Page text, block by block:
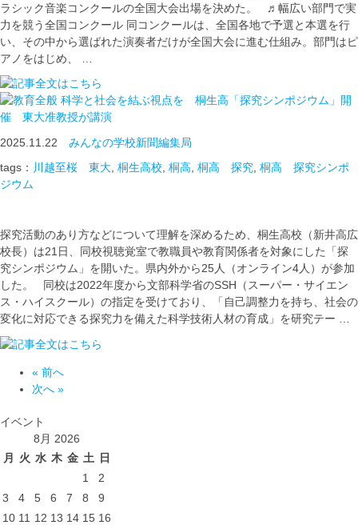
ラシック音楽コンクールの全国大会出場を決めた。 ♬幅広い部門で実
力を競う全国コンクール 同コンクールは、全国各地で予選と本選を行
い、その中から選ばれた演奏者だけが全国大会に進む仕組み。部門はピ
アノをはじめ、 …
科学と社会を結ぶ視点を 桐生高「探究シンポジウム」開
催 東大准教授が講演
2025.11.22 みんなの学校新聞編集局
tags： 川越至桜 東大 桐生高校 桐高 桐高 探究 桐高 探究シンポ
ジウム
探究活動のあり方などについて理解を深めるため、桐生高校（新井高広
校長）は21日、同校視聴覚室で教職員や教育関係者を対象にした「探
究シンポジウム」を開いた。県内外から25人（オンライン4人）が参加
した。 同校は2022年度から文部科学省のSSH（スーパー・サイエン
ス・ハイスクール）の指定を受けており、「自己調整力を持ち、社会の
変化に対応できる探究力を備えた科学技術人材の育成」を研究テー …
« 前へ
次へ »
イベント
8月 2026
月 火 水 木 金 土 日
1
2
3
4 5 6 7 8
9
10 11 12 13 14 15 16